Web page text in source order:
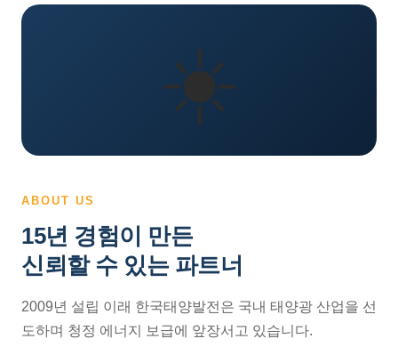
☀️
ABOUT US
15년 경험이 만든
신뢰할 수 있는 파트너
2009년 설립 이래 한국태양발전은 국내 태양광 산업을 선
도하며 청정 에너지 보급에 앞장서고 있습니다.